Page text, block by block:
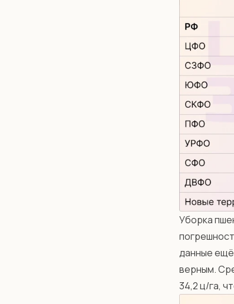
Уборка
данные ещё
верным.
34,2 ц/га,